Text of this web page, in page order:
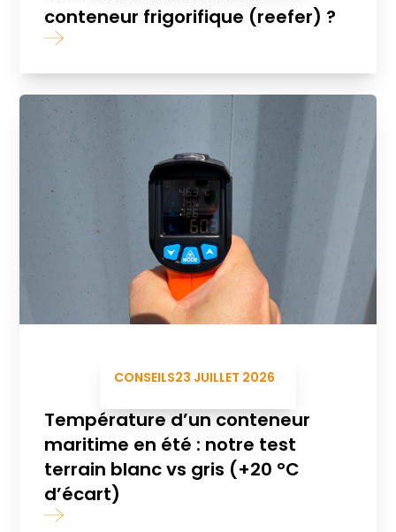
conteneur frigorifique (reefer) ?
CONSEILS23 JUILLET 2026
Température d’un conteneur
maritime en été : notre test
terrain blanc vs gris (+20 °C
d’écart)